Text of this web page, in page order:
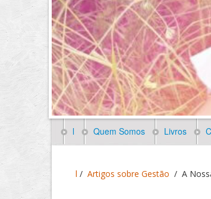
l Quem Somos Livros
l / Artigos sobre Gestão / A